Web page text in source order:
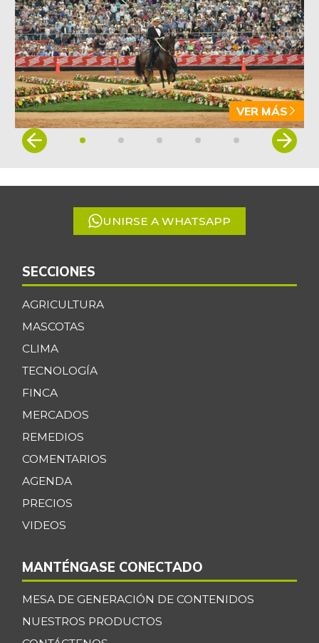
VER MÁS
Item
5
UNIRSE A WHATSAPP
SECCIONES
AGRICULTURA
MASCOTAS
CLIMA
TECNOLOGÍA
FINCA
MERCADOS
REMEDIOS
COMENTARIOS
AGENDA
PRECIOS
VIDEOS
MANTÉNGASE CONECTADO
MESA DE GENERACIÓN DE CONTENIDOS
NUESTROS PRODUCTOS